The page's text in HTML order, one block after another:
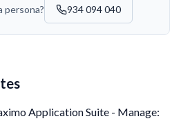
persona? 934 094 040
Application Suite - Manage: